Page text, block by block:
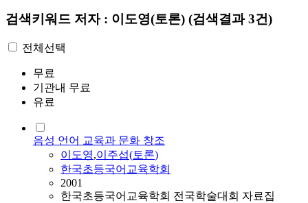
검색키워드 저자 : 이도영(토론) (검색결과 3건)
전체선택
무료
기관내 무료
유료
음성 언어 교육과 문화 창조
이도영,이주섭(토론)
한국초등국어교육학회
2001
한국초등국어교육학회 전국학술대회 자료집